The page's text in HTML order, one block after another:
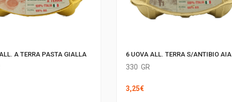
A TERRA PASTA GIALLA 6 UOVA ALL. TERRA S/ANTIBIO AIA
330 GR
3,25€